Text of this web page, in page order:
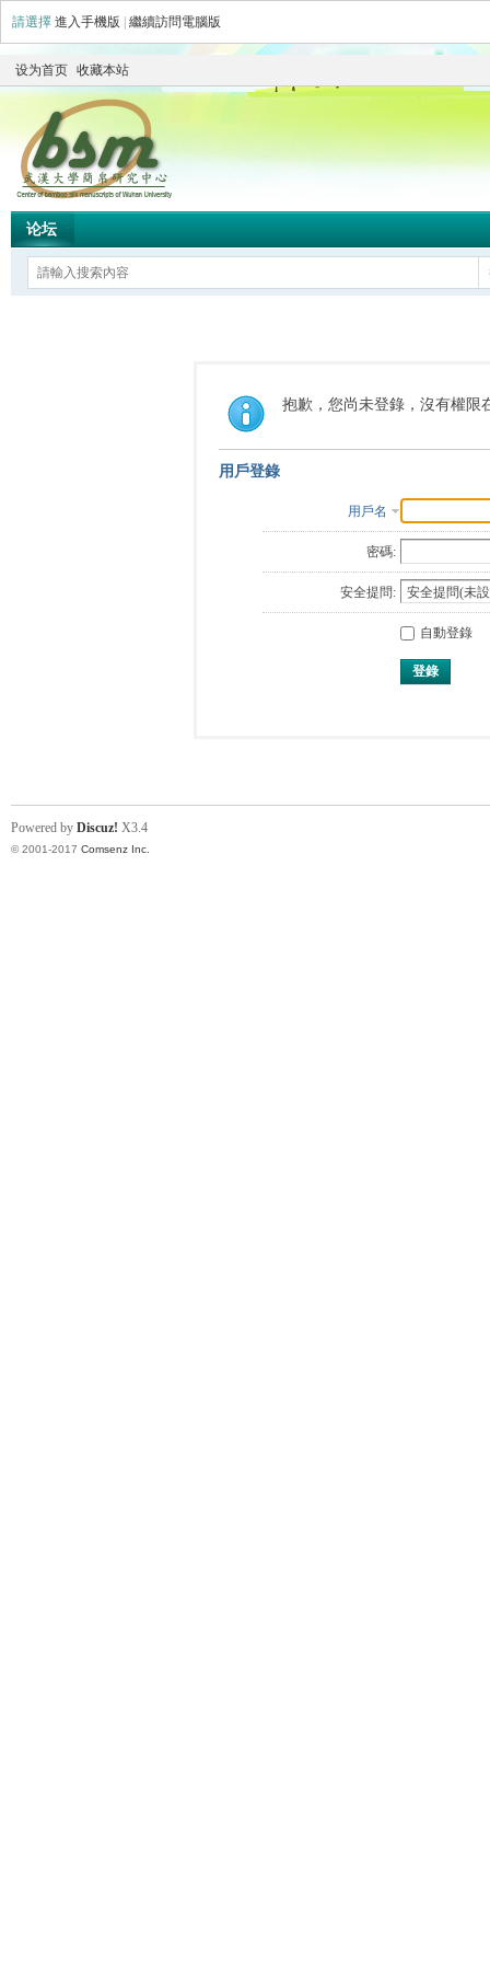
請選擇 進入手機版 繼續訪問電腦版
设为首页 收藏本站
论坛
抱歉，您尚未登錄，沒有權限
用戶登錄
用戶名
密碼:
安全提問:
自動登錄
登錄
Powered by Discuz! X3.4
© 2001-2017 Comsenz Inc.